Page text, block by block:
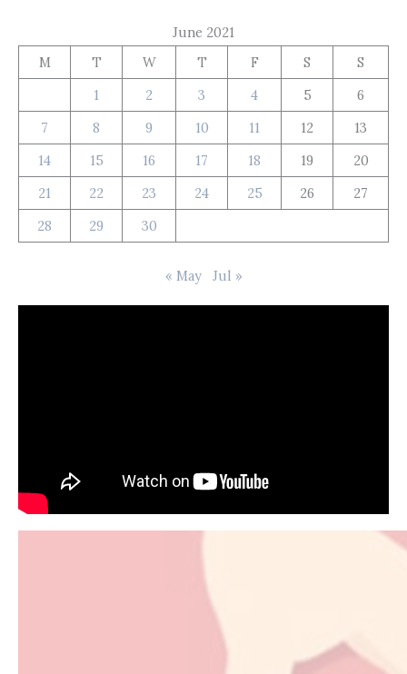
June 2021
M
T W T F S
S
1
2 3 4 5
6
7
8 9 10 11 12
13
14
15 16 17 18 19
20
21
22 23 24 25 26
27
28
29 30
« May Jul »